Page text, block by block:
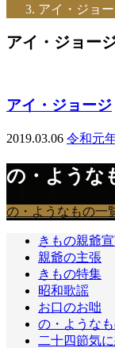
アイ・ジョ
アイ・ジョー
アイ・ジョージ
2019.03.06 令和元
の・ような
の・ようなもの一
きもの親爺
親爺の主張
きもの特集
昭和歌謡
お口のお咄
の・ような
二十四節気